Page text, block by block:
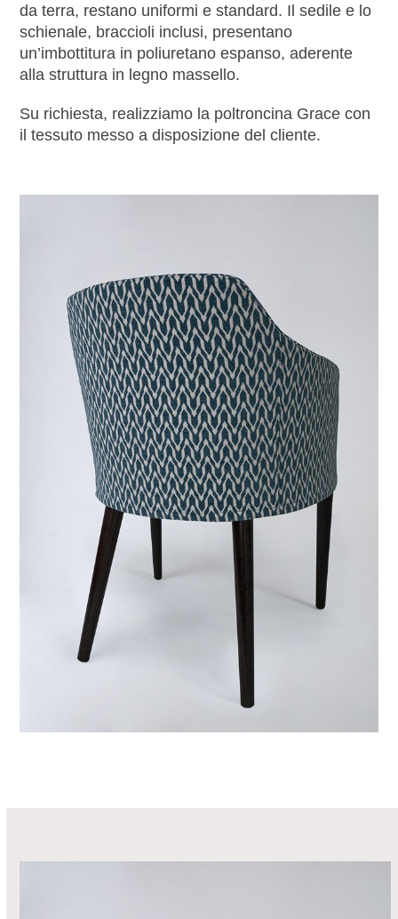
da terra, restano uniformi e standard. Il sedile e lo
schienale, braccioli inclusi, presentano
un’imbottitura in poliuretano espanso, aderente
alla struttura in legno massello.
Su richiesta, realizziamo la poltroncina Grace con
il tessuto messo a disposizione del cliente.